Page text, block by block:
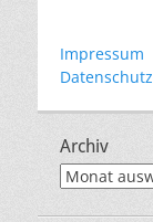
Impressum
Archiv
Archiv